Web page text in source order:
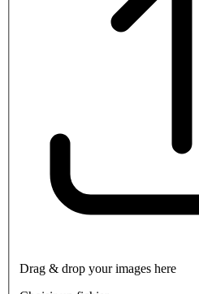
Drag & drop your images here